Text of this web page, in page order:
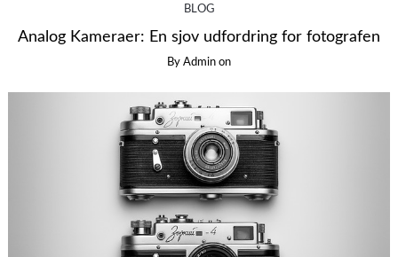
BLOG
Analog Kameraer: En sjov udfordring for fotografen
By Admin on